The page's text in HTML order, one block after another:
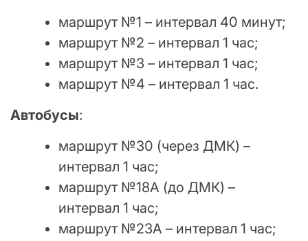
маршрут №1 – интервал 40 минут;
маршрут №2 – интервал 1 час;
маршрут №3 – интервал 1 час;
маршрут №4 – интервал 1 час.
Автобусы:
маршрут №30 (через ДМК) –
интервал 1 час;
маршрут №18А (до ДМК) –
интервал 1 час;
маршрут №23А – интервал 1 час;